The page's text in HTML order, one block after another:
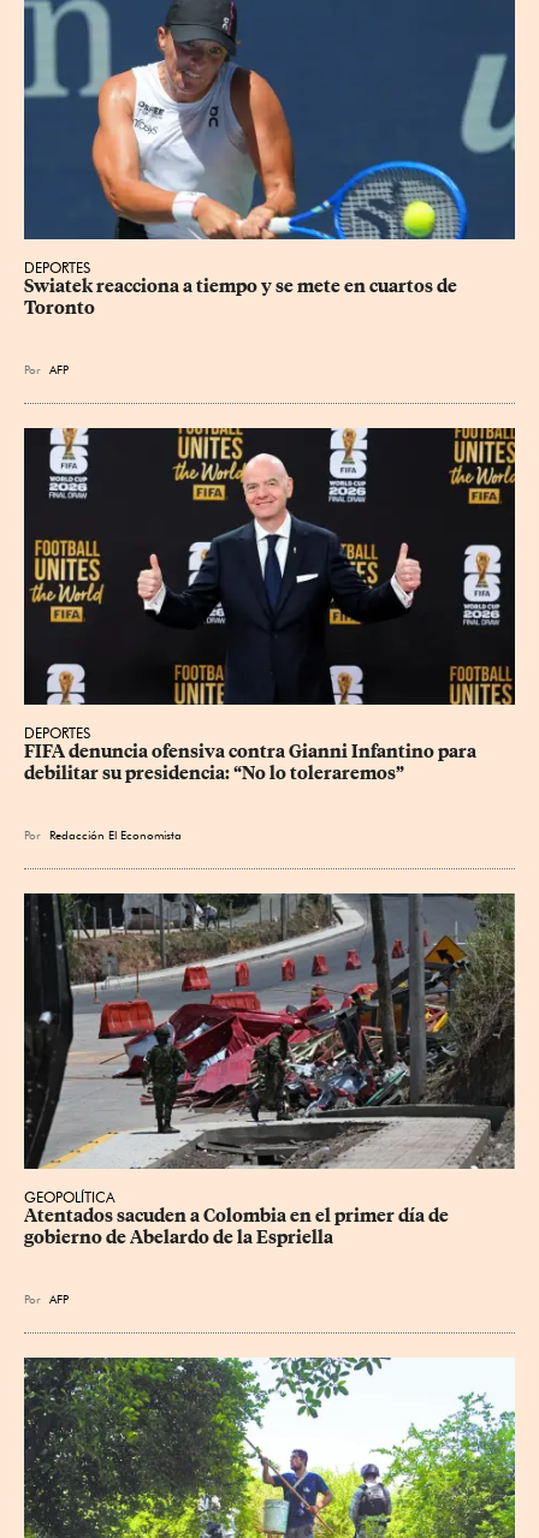
DEPORTES
Swiatek reacciona a tiempo y se mete en cuartos de
Toronto
Por AFP
DEPORTES
FIFA denuncia ofensiva contra Gianni Infantino para
debilitar su presidencia: “No lo toleraremos”
Por Redacción El Economista
GEOPOLÍTICA
Atentados sacuden a Colombia en el primer día de
gobierno de Abelardo de la Espriella
Por AFP